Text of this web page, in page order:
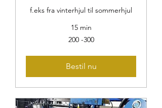
f.eks fra vinterhjul til sommerhjul
15 min
200 -300
Bestil nu